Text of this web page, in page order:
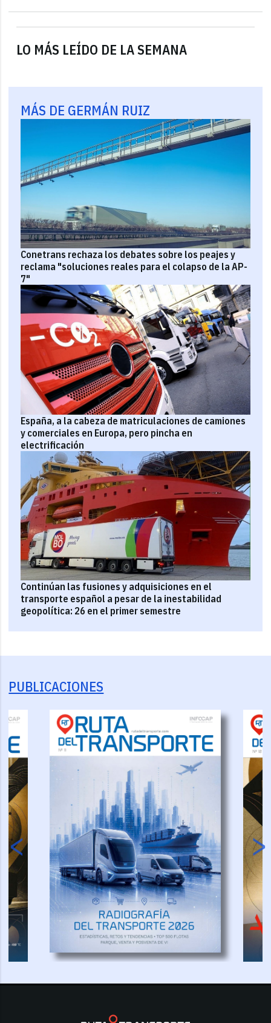
LO MÁS LEÍDO DE LA SEMANA
MÁS DE GERMÁN RUIZ
Conetrans rechaza los debates sobre los peajes y
reclama "soluciones reales para el colapso de la AP-
7"
España, a la cabeza de matriculaciones de camiones
y comerciales en Europa, pero pincha en
electrificación
Continúan las fusiones y adquisiciones en el
transporte español a pesar de la inestabilidad
geopolítica: 26 en el primer semestre
PUBLICACIONES